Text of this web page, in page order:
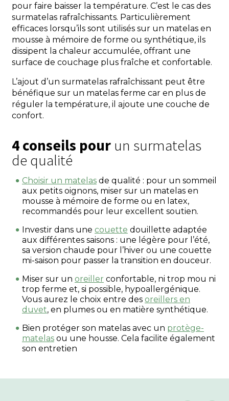
pour faire baisser la température. C’est le cas des
surmatelas rafraîchissants. Particulièrement
efficaces lorsqu’ils sont utilisés sur un matelas en
mousse à mémoire de forme ou synthétique, ils
dissipent la chaleur accumulée, offrant une
surface de couchage plus fraîche et confortable.
L’ajout d’un surmatelas rafraîchissant peut être
bénéfique sur un matelas ferme car en plus de
réguler la température, il ajoute une couche de
confort.
4 conseils pour un surmatelas
de qualité
Choisir un matelas de qualité : pour un sommeil
aux petits oignons, miser sur un matelas en
mousse à mémoire de forme ou en latex,
recommandés pour leur excellent soutien.
Investir dans une couette douillette adaptée
aux différentes saisons : une légère pour l’été,
sa version chaude pour l’hiver ou une couette
mi-saison pour passer la transition en douceur.
Miser sur un oreiller confortable, ni trop mou ni
trop ferme et, si possible, hypoallergénique.
Vous aurez le choix entre des oreillers en
duvet, en plumes ou en matière synthétique.
Bien protéger son matelas avec un protège-
matelas ou une housse. Cela facilite également
son entretien